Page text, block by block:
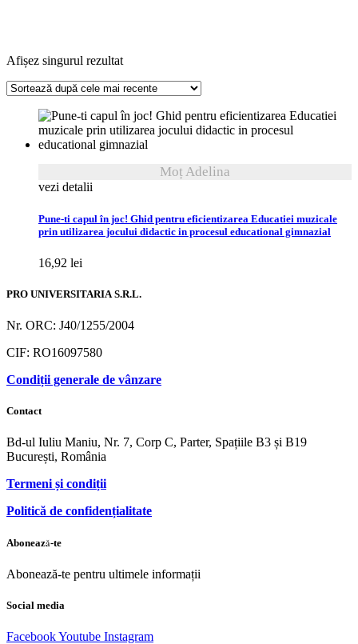
Afișez singurul rezultat
Moț Adelina
vezi detalii
Pune-ti capul în joc! Ghid pentru eficientizarea Educatiei muzicale
prin utilizarea jocului didactic in procesul educational gimnazial
16,92 lei
PRO UNIVERSITARIA S.R.L.
Nr. ORC: J40/1255/2004
CIF: RO16097580
Condiții generale de vânzare
Contact
Bd-ul Iuliu Maniu, Nr. 7, Corp C, Parter, Spațiile B3 și B19
București, România
Termeni și condiții
Politică de confidențialitate
Abonează-te
Abonează-te pentru ultimele informații
Social media
FacebookYoutube Instagram